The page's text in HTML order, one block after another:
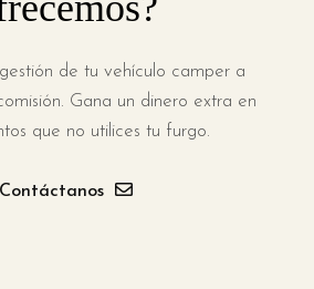
de tu vehículo camper a
Gana un dinero extra en
que no utilices tu furgo.
Contáctanos